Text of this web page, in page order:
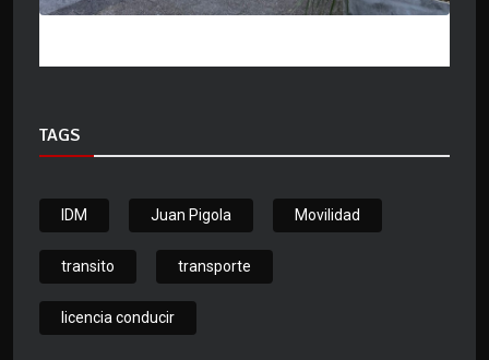
TAGS
IDM Juan Pigola Movilidad
transito transporte
licencia conducir